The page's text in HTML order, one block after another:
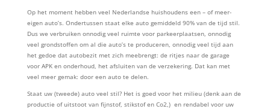
Op het moment hebben veel Nederlandse huishoudens een – of meer-
eigen auto’s. Ondertussen staat elke auto gemiddeld 90% van de tijd stil.
Dus we verbruiken onnodig veel ruimte voor parkeerplaatsen, onnodig
veel grondstoffen om al die auto’s te produceren, onnodig veel tijd aan
het gedoe dat autobezit met zich meebrengt: de ritjes naar de garage
voor APK en onderhoud, het afsluiten van de verzekering. Dat kan met
veel meer gemak: door een auto te delen.
Staat uw (tweede) auto veel stil? Het is goed voor het milieu (denk aan de
productie of uitstoot van fijnstof, stikstof en Co2,) en rendabel voor uw